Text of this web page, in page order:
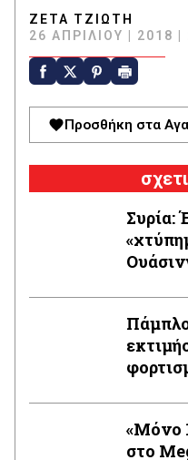
ΖΈΤΑ ΤΖΙΏΤΗ
26 ΑΠΡΙΛΊΟΥ | 2018 |
Προσθήκη στα
Συρία:
«Μόνο
στο